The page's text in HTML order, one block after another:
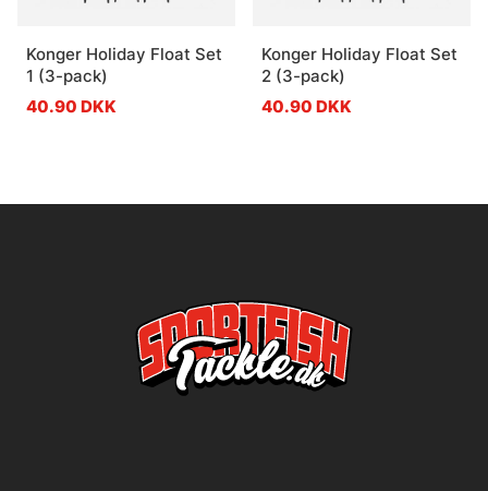
Konger Holiday Float Set
1 (3-pack)
40.90 DKK
Konger Holiday Float Set
2 (3-pack)
40.90 DKK